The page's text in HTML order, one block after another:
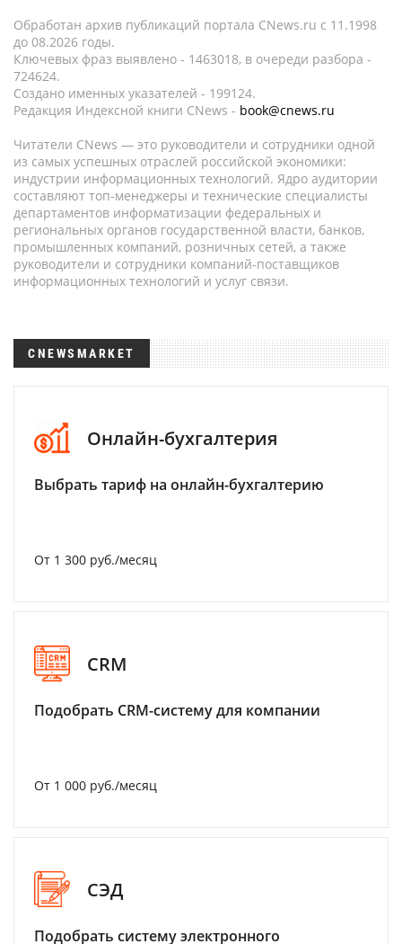
Обработан архив публикаций портала CNews.ru c 11.1998
до 08.2026 годы.
Ключевых фраз выявлено - 1463018, в очереди разбора -
724624.
Создано именных указателей - 199124.
Редакция Индексной книги CNews - book@cnews.ru
Читатели CNews — это руководители и сотрудники одной
из самых успешных отраслей российской экономики:
индустрии информационных технологий. Ядро аудитории
составляют топ-менеджеры и технические специалисты
департаментов информатизации федеральных и
региональных органов государственной власти, банков,
промышленных компаний, розничных сетей, а также
руководители и сотрудники компаний-поставщиков
информационных технологий и услуг связи.
CNEWSMARKET
Онлайн-бухгалтерия
Выбрать тариф на онлайн-бухгалтерию
От 1 300 руб./месяц
CRM
Подобрать CRM-систему для компании
От 1 000 руб./месяц
СЭД
Подобрать систему электронного